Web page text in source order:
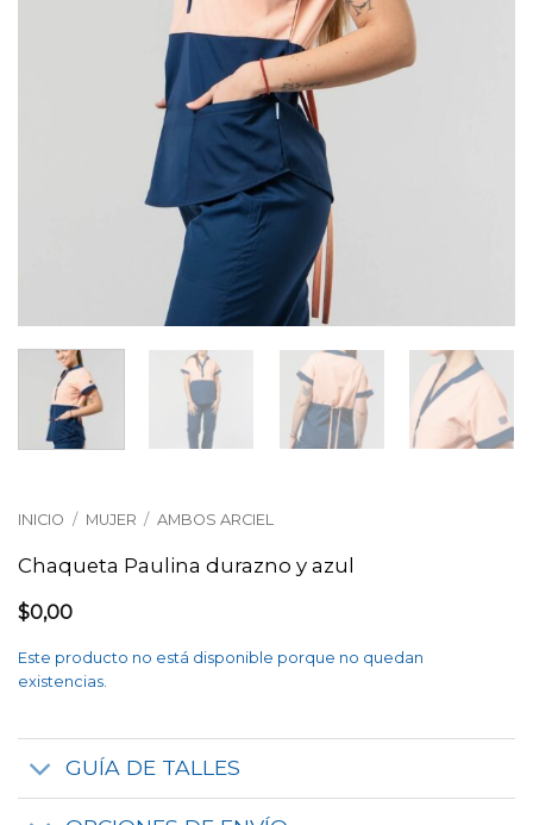
INICIO / MUJER / AMBOS ARCIEL
Chaqueta Paulina durazno y azul
$0,00
Este producto no está disponible porque no quedan
existencias.
GUÍA DE TALLES